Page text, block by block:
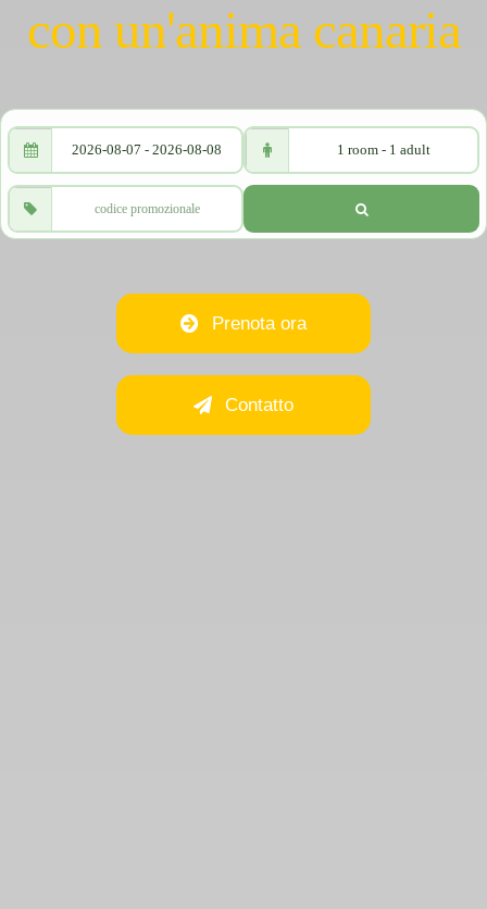
con un'anima canaria
Prenota ora
Contatto